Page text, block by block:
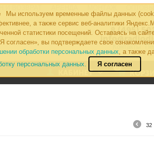
Мы используем временные файлы данных
а также сервис веб-аналитики
статистики посещений. Оставаясь на
согласен», вы подтверждаете свое
обработки персональных данных, а также
персональных данных.
Я согласен
8 (495)
Контакты
0
КАБИНЕТ
32